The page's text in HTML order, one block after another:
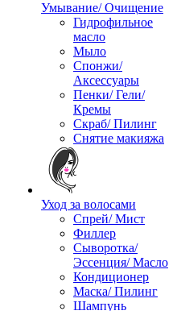
Умывание/ Очищение
Гидрофильное
масло
Мыло
Спонжи/
Аксессуары
Пенки/ Гели/
Кремы
Скраб/ Пилинг
Снятие макияжа
Уход за волосами
Спрей/ Мист
Филлер
Сыворотка/
Эссенция/ Масло
Кондиционер
Маска/ Пилинг
Шампунь